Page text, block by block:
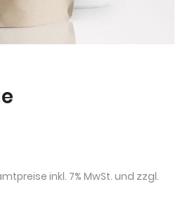
inkl. 7% MwSt. und zzgl.